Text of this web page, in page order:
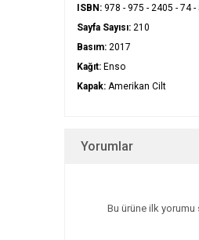
ISBN:978 - 975 - 2405 - 74 -
Sayfa Sayısı:210
Basım:2017
Kağıt:Enso
Kapak:Amerikan Cilt
Yorumlar
Bu ürüne ilk yorumu